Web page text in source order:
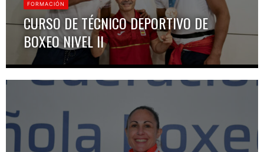
FORMACIÓN
CURSO DE TÉCNICO DEPORTIVO DE
BOXEO NIVEL II